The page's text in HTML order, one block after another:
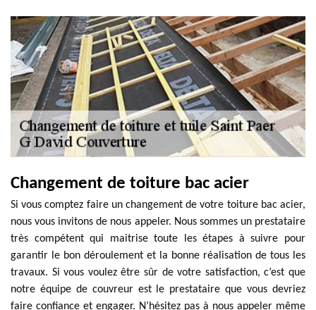
Changement de toiture bac acier
Si vous comptez faire un changement de votre toiture bac acier,
nous vous invitons de nous appeler. Nous sommes un prestataire
très compétent qui maitrise toute les étapes à suivre pour
garantir le bon déroulement et la bonne réalisation de tous les
travaux. Si vous voulez être sûr de votre satisfaction, c’est que
notre équipe de couvreur est le prestataire que vous devriez
faire confiance et engager. N’hésitez pas à nous appeler même